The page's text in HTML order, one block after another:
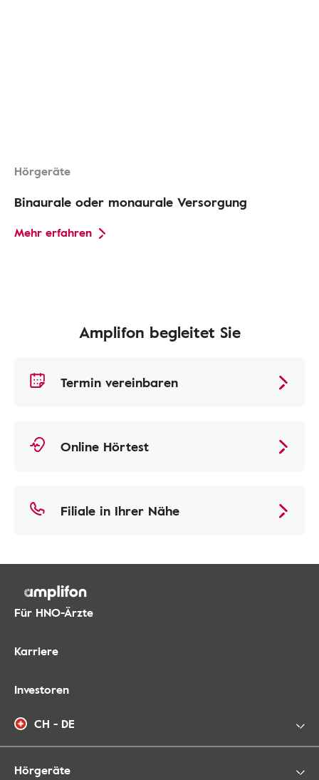
Hörgeräte
Binaurale oder monaurale Versorgung
Mehr erfahren
Amplifon begleitet Sie
Termin vereinbaren
Online Hörtest
Filiale in Ihrer Nähe
Für HNO-Ärzte
Karriere
Investoren
CH - DE
Hörgeräte